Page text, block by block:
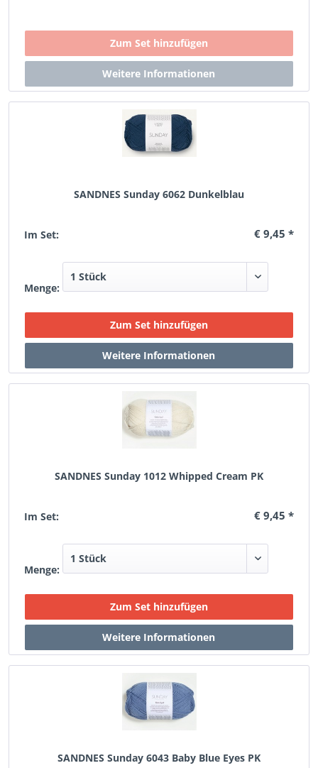
SANDNES Sunday 6062 Dunkelblau
Im Set: € 9,45 *
Menge:
SANDNES Sunday 1012 Whipped Cream PK
Im Set: € 9,45 *
Menge:
SANDNES Sunday 6043 Baby Blue Eyes PK